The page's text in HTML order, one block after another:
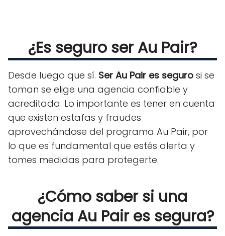
¿Es seguro ser Au Pair?
Desde luego que sí. Ser Au Pair es seguro si se
toman se elige una agencia confiable y
acreditada. Lo importante es tener en cuenta
que existen estafas y fraudes
aprovechándose del programa Au Pair, por
lo que es fundamental que estés alerta y
tomes medidas para protegerte.
¿Cómo saber si una
agencia Au Pair es segura?